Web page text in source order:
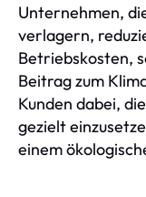
Unternehmen,
verlagern,
Betriebskosten,
Beitrag zum
Kunden dabei,
gezielt
einem